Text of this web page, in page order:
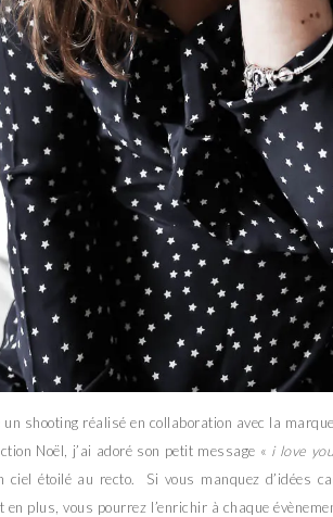
shooting réalisé en collaboration avec la
Noël, j’ai adoré son petit message « i love
ciel étoilé au recto. Si vous manquez d’idées
plus, vous pourrez l’enrichir à chaque